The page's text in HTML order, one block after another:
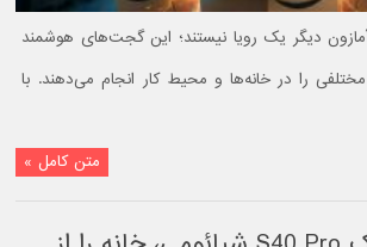
آمازون دیگر یک رویا نیستند؛ این گجت‌های هوشمند
را در خانه‌ها و محیط کار انجام می‌دهند. با
متن کامل »